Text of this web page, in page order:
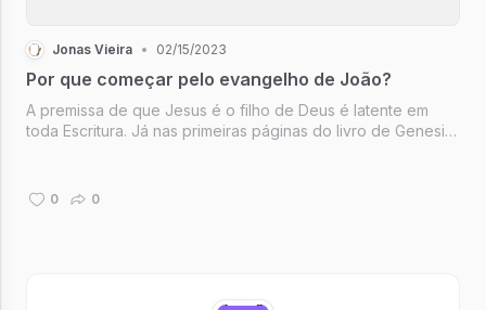
Jonas Vieira • 02/15/2023
Por que começar pelo evangelho de João?
A premissa de que Jesus é o filho de Deus é latente em
toda Escritura. Já nas primeiras páginas do livro de Genesis
0 0